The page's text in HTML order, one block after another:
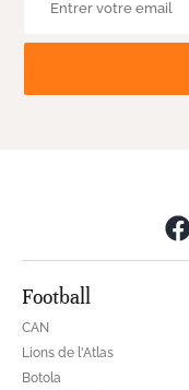
Football
CAN
Lions de l'Atlas
Botola